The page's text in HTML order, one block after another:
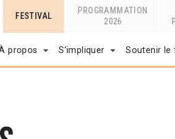
FESTIVAL
PROGRAMMATION
2026
propos S’impliquer Soutenir le